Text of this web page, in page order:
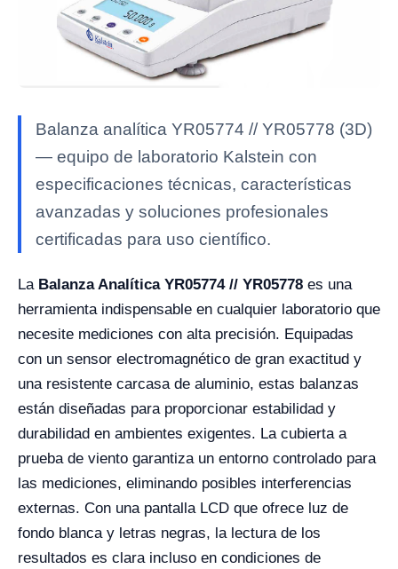
Balanza analítica YR05774 // YR05778 (3D)
— equipo de laboratorio Kalstein con
especificaciones técnicas, características
avanzadas y soluciones profesionales
certificadas para uso científico.
La Balanza Analítica YR05774 // YR05778 es una
herramienta indispensable en cualquier laboratorio que
necesite mediciones con alta precisión. Equipadas
con un sensor electromagnético de gran exactitud y
una resistente carcasa de aluminio, estas balanzas
están diseñadas para proporcionar estabilidad y
durabilidad en ambientes exigentes. La cubierta a
prueba de viento garantiza un entorno controlado para
las mediciones, eliminando posibles interferencias
externas. Con una pantalla LCD que ofrece luz de
fondo blanca y letras negras, la lectura de los
resultados es clara incluso en condiciones de